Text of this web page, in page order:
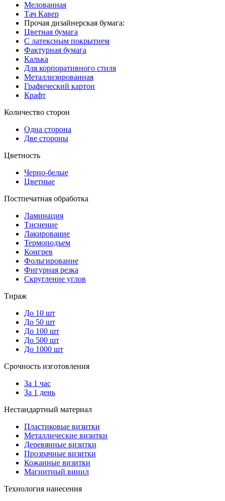
Мелованная
Тач Кавер
Прочая дизайнерская бумага:
Цветная бумага
С латексным покрытием
Фактурная бумага
Калька
Для корпоративного стиля
Металлизированная
Графический картон
Крафт
Количество сторон
Одна сторона
Две стороны
Цветность
Черно-белые
Цветные
Постпечатная обработка
Ламинация
Тиснение
Лакирование
Термоподъем
Конгрев
Фольгирование
Фигурная резка
Скругление углов
Тираж
До 10 шт
До 50 шт
До 100 шт
До 500 шт
До 1000 шт
Срочность изготовления
За 1 час
За 1 день
Нестандартный материал
Пластиковые визитки
Металлические визитки
Деревянные визитки
Прозрачные визитки
Кожанные визитки
Магнитный винил
Технология нанесения